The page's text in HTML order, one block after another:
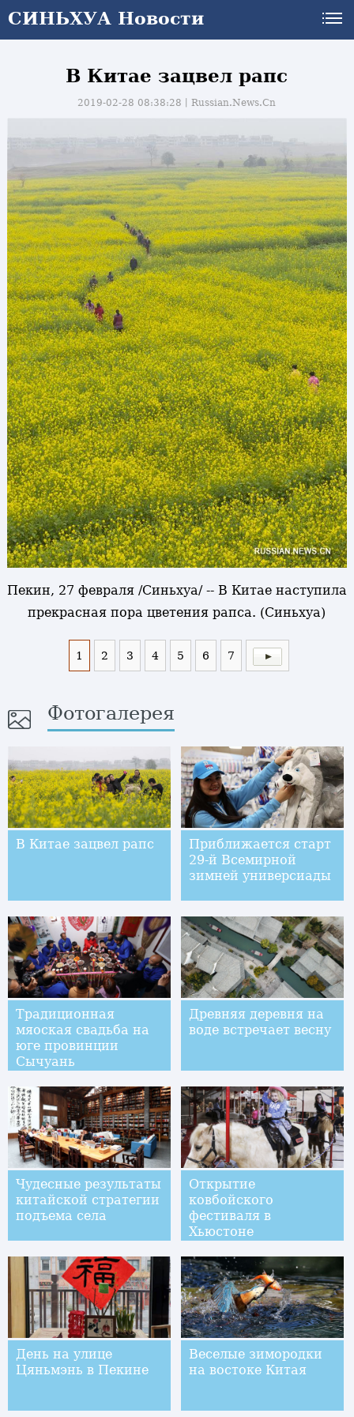
СИНЬХУА Новости
В Китае зацвел рапс
2019-02-28 08:38:28丨Russian.News.Cn
Пекин, 27 февраля /Синьхуа/ -- В Китае наступила
прекрасная пора цветения рапса. (Синьхуа)
1 2 3 4 5 6 7
Фотогалерея
В Китае зацвел рапс
Приближается старт
29-й Всемирной
зимней универсиады
Традиционная
мяоская свадьба на
юге провинции
Сычуань
Древняя деревня на
воде встречает весну
Чудесные результаты
китайской стратегии
подъема села
Открытие
ковбойского
фестиваля в
Хьюстоне
День на улице
Цяньмэнь в Пекине
Веселые зимородки
на востоке Китая